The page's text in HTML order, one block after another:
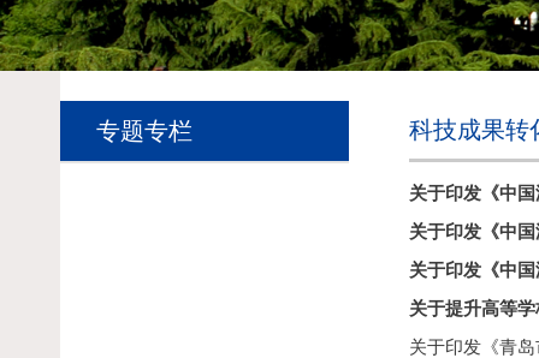
专题专栏 科技成果转
关于印发《中
关于印发《中
关于印发《中
关于提升高等
关于印发《青